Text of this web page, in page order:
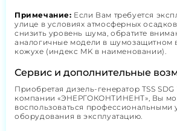
Примечание: Если Вам требуется
улице в условиях атмосферных
снизить уровень шума, обратите
аналогичные модели в шумозащитном
кожухе (индекс MK в наименовании).
Сервис и дополнительные
Приобретая дизель-генератор TSS SDG
компании «ЭНЕРГОКОНТИНЕНТ», Вы
воспользоваться профессиональными
оборудования в эксплуатацию.